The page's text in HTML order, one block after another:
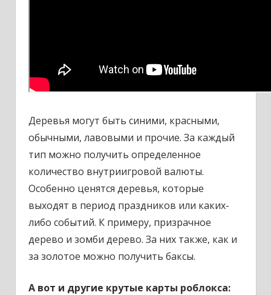
Деревья могут быть синими, красными,
обычными, лавовыми и прочие. За каждый
тип можно получить определенное
количество внутриигровой валюты.
Особенно ценятся деревья, которые
выходят в период праздников или каких-
либо событий. К примеру, призрачное
дерево и зомби дерево. За них также, как и
за золотое можно получить баксы.
А вот и другие крутые карты роблокса: